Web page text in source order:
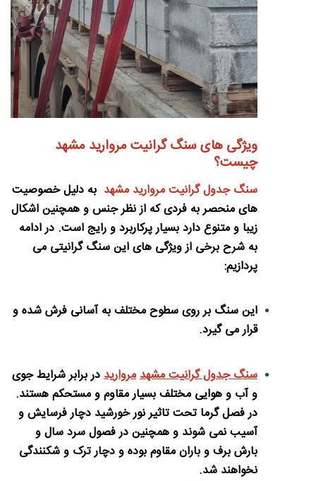
ویژگی های سنگ گرانیت مروارید مشهد
چیست؟
سنگجدولگرانیت مروارید مشهد به دلیل خصوصیت
های منحصر به فردی که از نظر جنس و همچنین اشکال
زیبا و متنوع دارد بسیار پرکاربرد و رایج است. در ادامه
به شرح برخی از ویژگی های این سنگ گرانیتی می
پردازیم:
این سنگ بر روی سطوح مختلف به آسانی فرش شده و
قرار می گیرد.
سنگ جدول گرانیت مشهدمرواریددر برابر شرایط جوی
و آب و هوایی مختلف بسیار مقاوم و مستحکم هستند.
در فصل گرما تحت تاثیر نور خورشید دچار فرسایش و
آسیب نمی شوند و همچنین در فصول سرد سال و
بارش برف و باران مقاوم بوده و دچار ترک و شکنندگی
نخواهند شد.